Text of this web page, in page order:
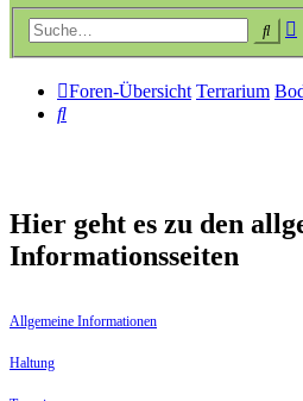
Foren-Übersicht Terrarium
Suche
Hier geht es zu den
Informationsseiten
Allgemeine Informationen
Haltung